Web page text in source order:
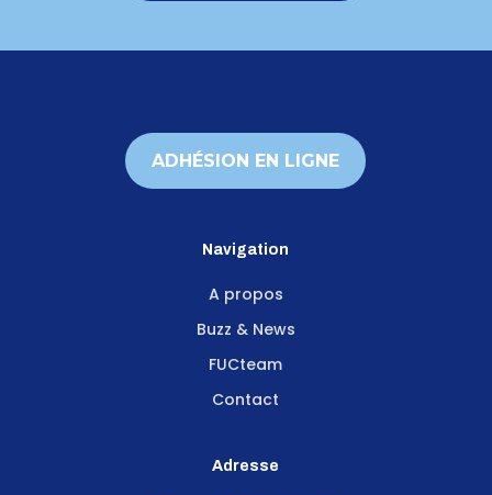
ADHÉSION EN LIGNE
Navigation
A propos
Buzz & News
FUCteam
Contact
Adresse